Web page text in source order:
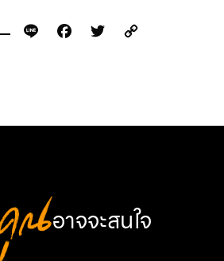
Line Facebook
Twitter
ณ อาจจะสนใจ